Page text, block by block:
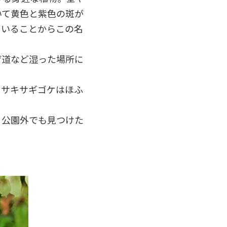
黄色と紫色の斑が
ることからこの名
など湿った場所に
キサギゴケはほふ
園外でも見つけた